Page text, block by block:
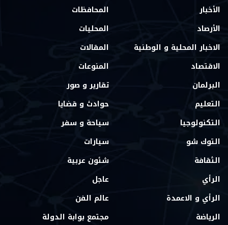
الأخبار
الأرصاد
الاخبار المحلية و الوطنية
الاقتصاد
البرلمان
التعليم
التكنولوجيا
التوك شو
الثقافة
الرأي
الرأي و الاعمدة
الرياضة
المحافظات
المحليات
المقالات
المنوعات
تقارير و صور
حوادث و قضايا
سياحة و سفر
سيارات
شئون عربية
عاجل
عالم الفن
مجتمع بوابة الدولة